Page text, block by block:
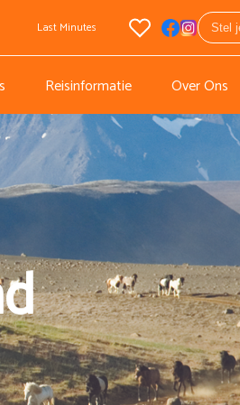
Last Minutes
Reisinformatie Over Ons